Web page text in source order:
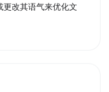
改其语气来优化文